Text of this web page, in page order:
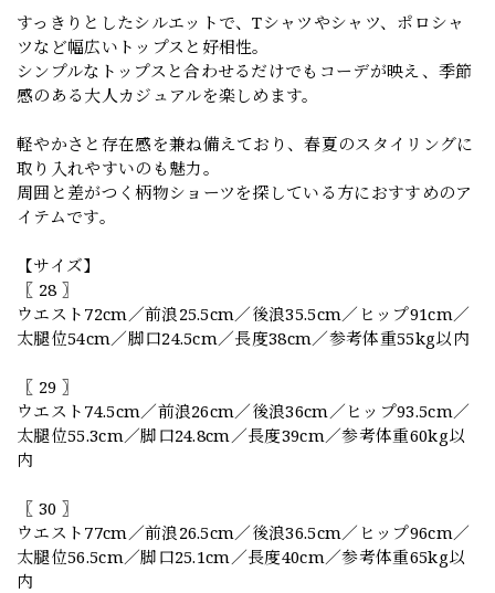
すっきりとしたシルエットで、Tシャツやシャツ、ポロシャ
ツなど幅広いトップスと好相性。
シンプルなトップスと合わせるだけでもコーデが映え、季節
感のある大人カジュアルを楽しめます。
軽やかさと存在感を兼ね備えており、春夏のスタイリングに
取り入れやすいのも魅力。
周囲と差がつく柄物ショーツを探している方におすすめのア
イテムです。
【サイズ】
〖 28 〗
ウエスト72cm／前浪25.5cm／後浪35.5cm／ヒップ91cm／
太腿位54cm／脚口24.5cm／長度38cm／参考体重55kg以内
〖 29 〗
ウエスト74.5cm／前浪26cm／後浪36cm／ヒップ93.5cm／
太腿位55.3cm／脚口24.8cm／長度39cm／参考体重60kg以
内
〖 30 〗
ウエスト77cm／前浪26.5cm／後浪36.5cm／ヒップ96cm／
太腿位56.5cm／脚口25.1cm／長度40cm／参考体重65kg以
内